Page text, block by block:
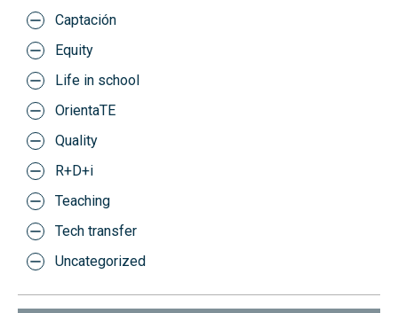
Captación
Equity
Life in school
OrientaTE
Quality
R+D+i
Teaching
Tech transfer
Uncategorized